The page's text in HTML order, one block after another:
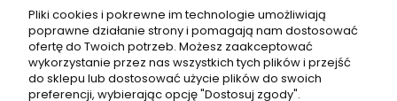
O nas
Pliki cookies i pokrewne im technologie umożliwiają
poprawne działanie strony i pomagają nam dostosować
ofertę do Twoich potrzeb. Możesz zaakceptować
wykorzystanie przez nas wszystkich tych plików i przejść
do sklepu lub dostosować użycie plików do swoich
preferencji, wybierając opcję "Dostosuj zgody".